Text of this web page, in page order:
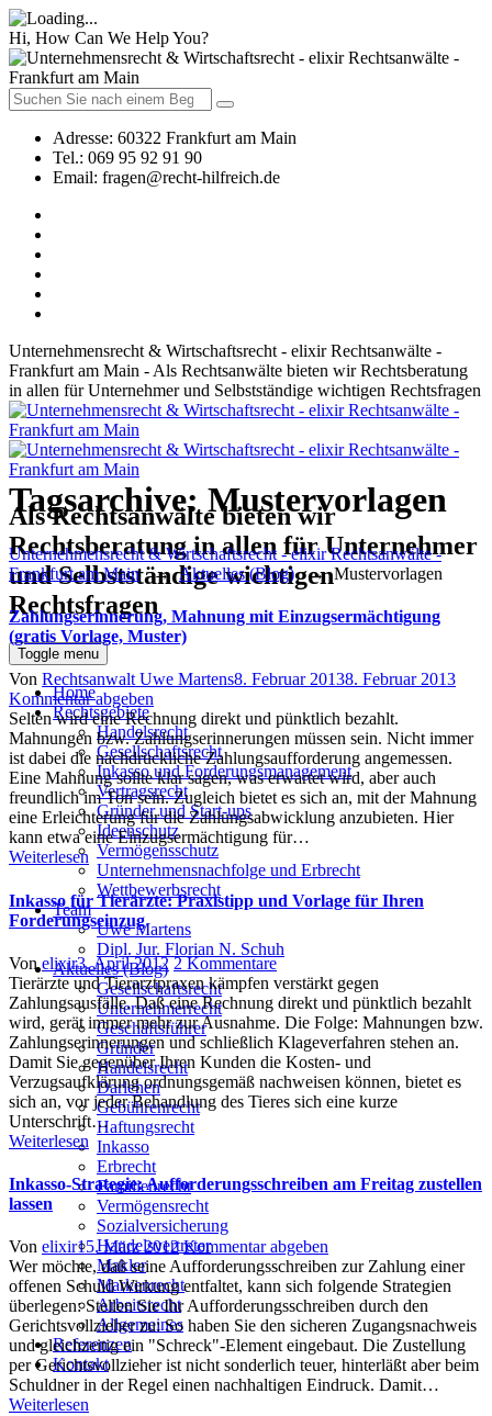
Hi, How Can We Help You?
Adresse: 60322 Frankfurt am Main
Tel.: 069 95 92 91 90
Email: fragen@recht-hilfreich.de
Unternehmensrecht & Wirtschaftsrecht - elixir Rechtsanwälte -
Frankfurt am Main - Als Rechtsanwälte bieten wir Rechtsberatung
in allen für Unternehmer und Selbstständige wichtigen Rechtsfragen
Als Rechtsanwälte bieten wir
Rechtsberatung in allen für Unternehmer
und Selbstständige wichtigen
Rechtsfragen
Toggle menu
Home
Rechtsgebiete
Handelsrecht
Gesellschaftsrecht
Inkasso und Forderungsmanagement
Vertragsrecht
Gründer und Start-ups
Ideenschutz
Vermögensschutz
Unternehmensnachfolge und Erbrecht
Wettbewerbsrecht
Team
Uwe Martens
Dipl. Jur. Florian N. Schuh
Aktuelles (Blog)
Gesellschaftsrecht
Unternehmerrecht
Geschäftsführer
Gründer
Handelsrecht
Darlehen
Gebührenrecht
Haftungsrecht
Inkasso
Erbrecht
Familienrecht
Vermögensrecht
Sozialversicherung
Handelsvertreter
Makler
Markenrecht
Arbeitsrecht
Allgemeines
Referenzen
Kontakt
Tagsarchive:Mustervorlagen
Unternehmensrecht & Wirtschaftsrecht - elixir Rechtsanwälte -
Frankfurt am Main →Aktuelles (Blog)→Mustervorlagen
Zahlungserinnerung, Mahnung mit Einzugsermächtigung
(gratis Vorlage, Muster)
Author
Von Rechtsanwalt Uwe MartensPosted
8. Februar 20138. Februar 2013
Kommentar abgeben
Selten wird eine Rechnung direkt und pünktlich bezahlt.
Mahnungen bzw. Zahlungserinnerungen müssen sein. Nicht immer
ist dabei die nachdrückliche Zahlungsaufforderung angemessen.
Eine Mahnung sollte klar sagen, was erwartet wird, aber auch
freundlich im Ton sein. Zugleich bietet es sich an, mit der Mahnung
eine Erleichterung für die Zahlungsabwicklung anzubieten. Hier
kann etwa eine Einzugsermächtigung für…
Weiterlesen
Inkasso für Tierärzte: Praxistipp und Vorlage für Ihren
Forderungseinzug
Author
VonelixirPosted
on
3. April 2012 2 Kommentarezu
Inkasso
für
Tierärzte:
Praxistipp
und
Vorlage
für
Tierärzte und Tierarztpraxen kämpfen verstärkt gegen
Zahlungsausfälle. Daß eine Rechnung direkt und pünktlich bezahlt
wird, gerät immer mehr zur Ausnahme. Die Folge: Mahnungen bzw.
Zahlungserinnerungen und schließlich Klageverfahren stehen an.
Damit Sie gegenüber Ihren Kunden die Kosten- und
Verzugsaufklärung ordnungsgemäß nachweisen können, bietet es
sich an, vor jeder Behandlung des Tieres sich eine kurze
Unterschrift…
Weiterlesen
Inkasso-Strategie: Aufforderungsschreiben am Freitag zustellen
lassen
Author
Von elixirPosted
on
15. März 2012 Kommentar abgeben
Wer möchte, daß seine Aufforderungsschreiben zur Zahlung einer
offenen Schuld Wirkung entfaltet, kann sich folgende Strategien
überlegen: Stellen Sie Ihr Aufforderungsschreiben durch den
Gerichtsvollzieher zu: So haben Sie den sicheren Zugangsnachweis
und gleichzeitig ein "Schreck"-Element eingebaut. Die Zustellung
per Gerichtsvollzieher ist nicht sonderlich teuer, hinterläßt aber beim
Schuldner in der Regel einen nachhaltigen Eindruck. Damit…
Weiterlesen